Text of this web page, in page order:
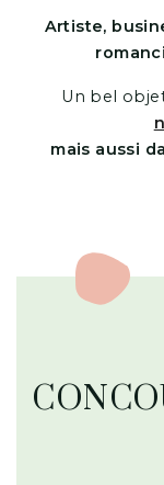
Artiste,
Un bel
mais aussi